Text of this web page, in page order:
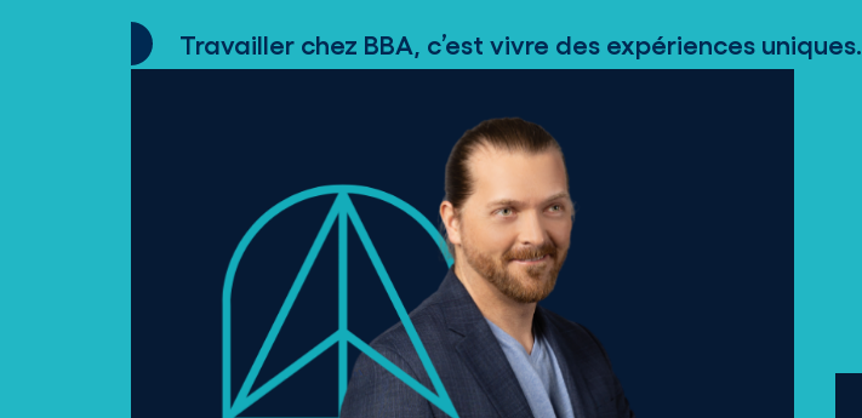
Travailler chez BBA, c’est vivre des expériences uniques.